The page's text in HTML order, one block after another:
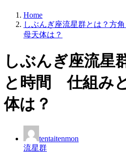
Home
しぶんぎ座流星群とは？
母天体は？
しぶんぎ座流星
と時間 仕組み
体は？
tentaitenmon
流星群